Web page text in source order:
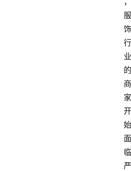
服
饰
行
业
的
商
家
开
始
面
临
严